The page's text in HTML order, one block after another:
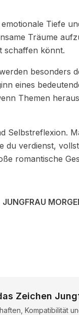
Tiefe
Träume
schaffen könnt.
besonders
eines
Themen
Selbstreflexion.
du verdienst,
romantische
JUNGFRAU
Zeichen
Kompatibilität